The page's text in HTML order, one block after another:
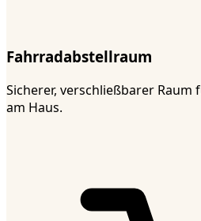
Fahrradabstellraum
Sicherer, verschließbarer
am Haus.